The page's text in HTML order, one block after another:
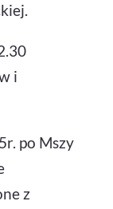
i
po Mszy
z